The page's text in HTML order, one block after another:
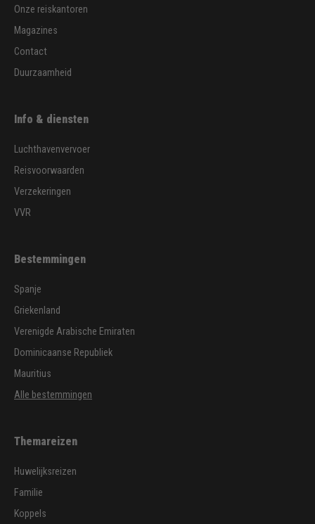
Onze reiskantoren
Magazines
Contact
Duurzaamheid
Info & diensten
Luchthavenvervoer
Reisvoorwaarden
Verzekeringen
VVR
Bestemmingen
Spanje
Griekenland
Verenigde Arabische Emiraten
Dominicaanse Republiek
Mauritius
Alle bestemmingen
Themareizen
Huwelijksreizen
Familie
Koppels